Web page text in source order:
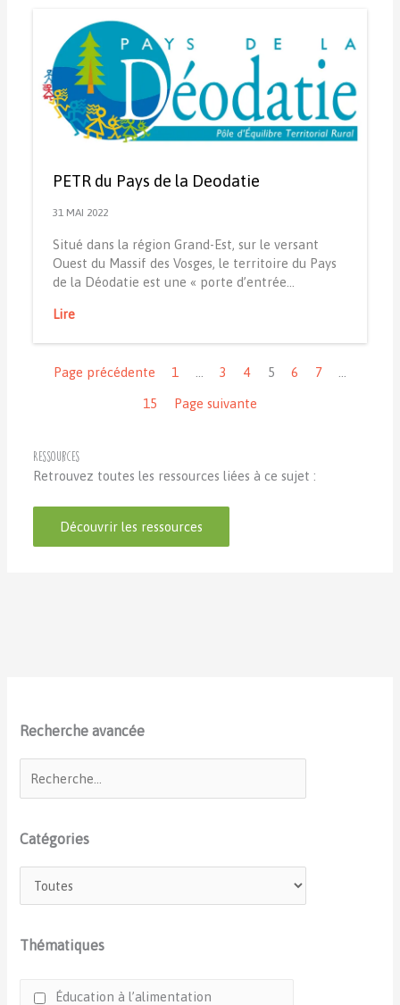
PETR du Pays de la Deodatie
31 MAI 2022
Situé dans la région Grand-Est, sur le versant
Ouest du Massif des Vosges, le territoire du Pays
de la Déodatie est une « porte d’entrée…
Lire
Page précédente
1 3 4 5 6 7
15 Page suivante
Ressources
Retrouvez toutes les ressources liées à ce sujet :
Découvrir les ressources
Recherche avancée
Catégories
Thématiques
Éducation à l’alimentation